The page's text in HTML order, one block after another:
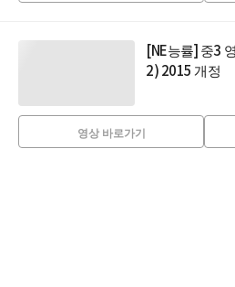
[NE능률] 중3
2) 2015 개정
영상 바로가기